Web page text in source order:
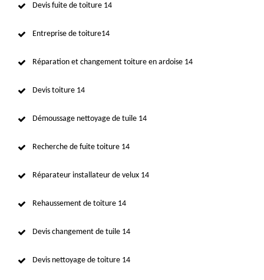
Devis fuite de toiture 14
Entreprise de toiture14
Réparation et changement toiture en ardoise 14
Devis toiture 14
Démoussage nettoyage de tuile 14
Recherche de fuite toiture 14
Réparateur installateur de velux 14
Rehaussement de toiture 14
Devis changement de tuile 14
Devis nettoyage de toiture 14